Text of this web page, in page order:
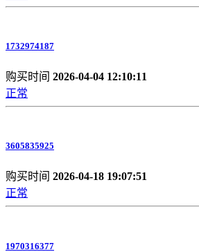
1732974187
购买时间 2026-04-04 12:10:11
正常
3605835925
购买时间 2026-04-18 19:07:51
正常
1970316377